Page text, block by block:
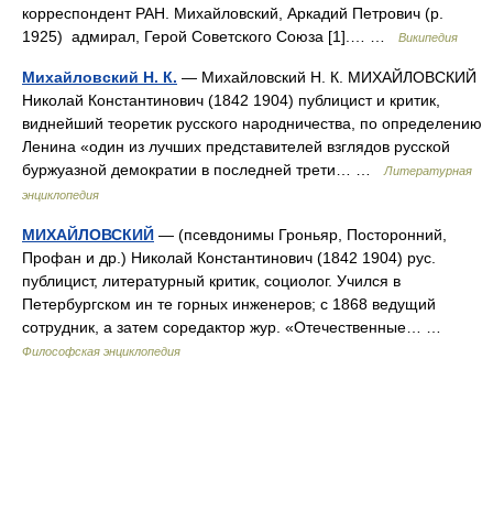
корреспондент РАН. Михайловский, Аркадий Петрович (р.
1925) адмирал, Герой Советского Союза [1].… …
Википедия
Михайловский Н. К. — Михайловский Н. К. МИХАЙЛОВСКИЙ
Николай Константинович (1842 1904) публицист и критик,
виднейший теоретик русского народничества, по определению
Ленина «один из лучших представителей взглядов русской
буржуазной демократии в последней трети… …
Литературная
энциклопедия
МИХАЙЛОВСКИЙ — (псевдонимы Гроньяр, Посторонний,
Профан и др.) Николай Константинович (1842 1904) рус.
публицист, литературный критик, социолог. Учился в
Петербургском ин те горных инженеров; с 1868 ведущий
сотрудник, а затем соредактор жур. «Отечественные… …
Философская энциклопедия